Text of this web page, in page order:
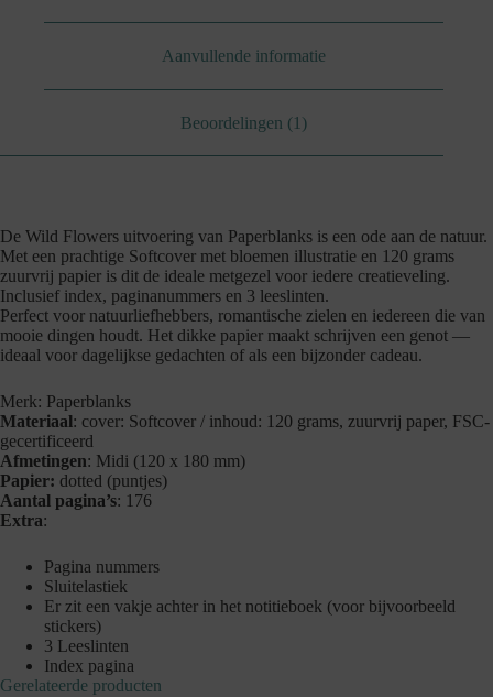
Aanvullende informatie
Beoordelingen (1)
De Wild Flowers uitvoering van Paperblanks is een ode aan de natuur.
Met een prachtige Softcover met bloemen illustratie en 120 grams
zuurvrij papier is dit de ideale metgezel voor iedere creatieveling.
Inclusief index, paginanummers en 3 leeslinten.
Perfect voor natuurliefhebbers, romantische zielen en iedereen die van
mooie dingen houdt. Het dikke papier maakt schrijven een genot —
ideaal voor dagelijkse gedachten of als een bijzonder cadeau.
Merk: Paperblanks
Materiaal: cover: Softcover / inhoud: 120 grams, zuurvrij paper, FSC-
gecertificeerd
Afmetingen: Midi (120 x 180 mm)
Papier: dotted (puntjes)
Aantal pagina’s: 176
Extra:
Pagina nummers
Sluitelastiek
Er zit een vakje achter in het notitieboek (voor bijvoorbeeld
stickers)
3 Leeslinten
Index pagina
Gerelateerde producten